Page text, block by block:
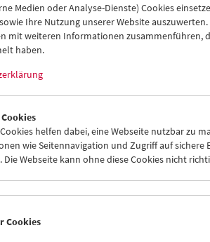
57-61
Medien oder Analyse-Dienste) Cookies
Ihre Nutzung unserer Website
mit weiteren Informationen zusammenführen,
haben.
helfen dabei, eine Webseite nutzbar zu
wie Seitennavigation und Zugriff auf sichere
Die Webseite kann ohne diese Cookies nicht
Cookies